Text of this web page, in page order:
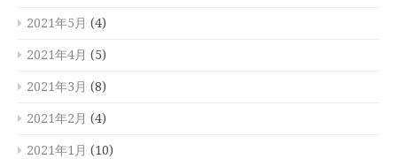
2021年5月 (4)
2021年4月 (5)
2021年3月 (8)
2021年2月 (4)
2021年1月 (10)